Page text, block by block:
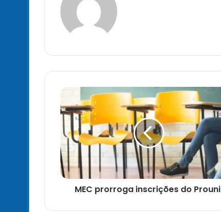
MEC
prorroga
inscrições
do
Prouni
MEC prorroga inscrições do Prouni